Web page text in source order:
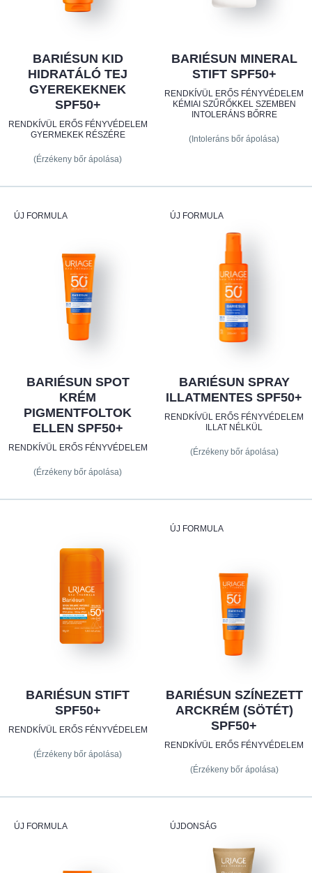
BARIÉSUN KID
HIDRATÁLÓ TEJ
GYEREKEKNEK
SPF50+
RENDKÍVÜL ERŐS FÉNYVÉDELEM
GYERMEKEK RÉSZÉRE
(Érzékeny bőr ápolása)
BARIÉSUN MINERAL
STIFT SPF50+
RENDKÍVÜL ERŐS FÉNYVÉDELEM
KÉMIAI SZŰRŐKKEL SZEMBEN
INTOLERÁNS BŐRRE
(Intoleráns bőr ápolása)
ÚJ FORMULA
BARIÉSUN SPOT
KRÉM
PIGMENTFOLTOK
ELLEN SPF50+
RENDKÍVÜL ERŐS FÉNYVÉDELEM
(Érzékeny bőr ápolása)
ÚJ FORMULA
BARIÉSUN SPRAY
ILLATMENTES SPF50+
RENDKÍVÜL ERŐS FÉNYVÉDELEM
ILLAT NÉLKÜL
(Érzékeny bőr ápolása)
BARIÉSUN STIFT
SPF50+
RENDKÍVÜL ERŐS FÉNYVÉDELEM
(Érzékeny bőr ápolása)
ÚJ FORMULA
BARIÉSUN SZÍNEZETT
ARCKRÉM (SÖTÉT)
SPF50+
RENDKÍVÜL ERŐS FÉNYVÉDELEM
(Érzékeny bőr ápolása)
ÚJ FORMULA ÚJDONSÁG